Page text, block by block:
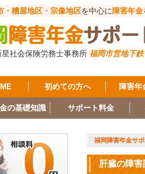
・糟屋地区・宗像地区を中心に 障害年金
星社会保険労務士事務所 福岡市営地下
初めての方へ 障害年
の基礎知識 サポート料金
福岡障害年金サ
肝臓の障